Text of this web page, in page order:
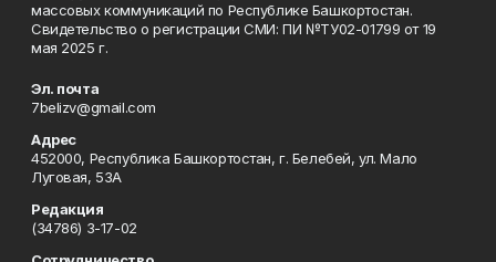
массовых коммуникаций по Республике Башкортостан.
Свидетельство о регистрации СМИ: ПИ №ТУ02-01799 от 19
мая 2025 г.
Эл. почта
7belizv@gmail.com
Адрес
452000, Республика Башкортостан, г. Белебей, ул. Мало
Луговая, 53А
Редакция
(34786) 3-17-02